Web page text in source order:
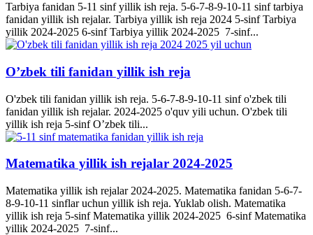
Tarbiya fanidan 5-11 sinf yillik ish reja. 5-6-7-8-9-10-11 sinf tarbiya
fanidan yillik ish rejalar. Tarbiya yillik ish reja 2024 5-sinf Tarbiya
yillik 2024-2025 6-sinf Tarbiya yillik 2024-2025 7-sinf...
O’zbek tili fanidan yillik ish reja
O'zbek tili fanidan yillik ish reja. 5-6-7-8-9-10-11 sinf o'zbek tili
fanidan yillik ish rejalar. 2024-2025 o'quv yili uchun. O'zbek tili
yillik ish reja 5-sinf O’zbek tili...
Matematika yillik ish rejalar 2024-2025
Matematika yillik ish rejalar 2024-2025. Matematika fanidan 5-6-7-
8-9-10-11 sinflar uchun yillik ish reja. Yuklab olish. Matematika
yillik ish reja 5-sinf Matematika yillik 2024-2025 6-sinf Matematika
yillik 2024-2025 7-sinf...